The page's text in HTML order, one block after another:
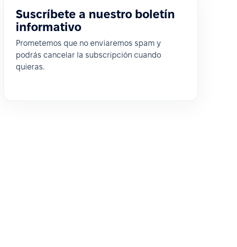
Suscríbete a nuestro boletín
informativo
Prometemos que no enviaremos spam y
podrás cancelar la subscripción cuando
quieras.